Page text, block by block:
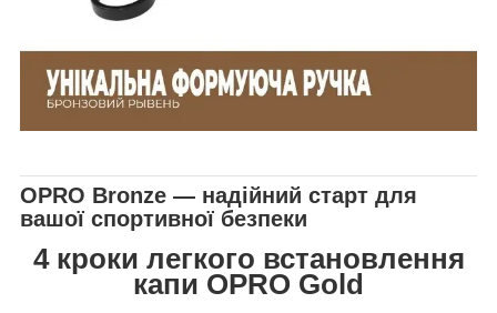
OPRO Bronze — надійний старт для
вашої спортивної безпеки
4 кроки легкого встановлення
капи OPRO Gold